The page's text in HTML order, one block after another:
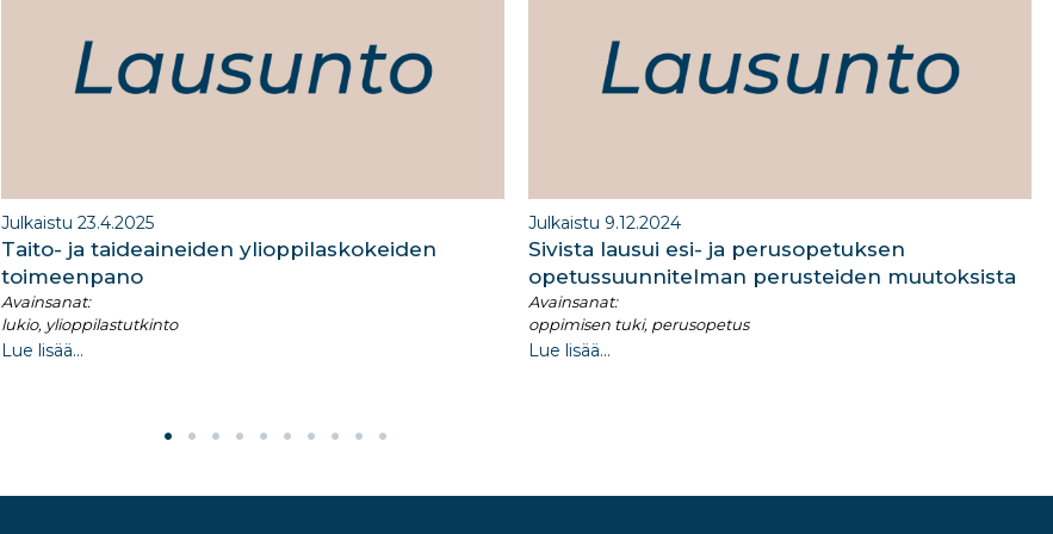
Julkaistu 23.4.2025
​Taito- ja taideaineiden ylioppilaskokeiden
toimeenpano​
Avainsanat:
lukio, ylioppilastutkinto
Lue lisää...
Julkaistu 9.12.2024
Sivista lausui esi- ja perusopetuksen
opetussuunnitelman perusteiden muutoksista
Avainsanat:
oppimisen tuki, perusopetus
Lue lisää...